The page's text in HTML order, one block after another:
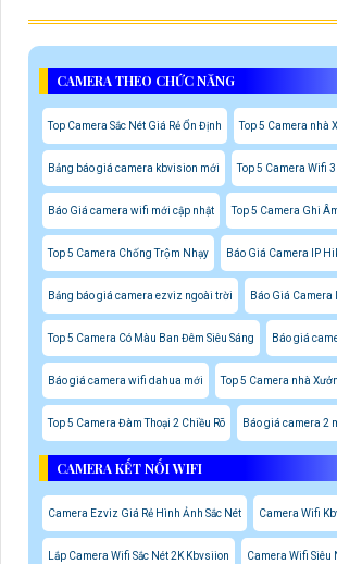
CAMERA THEO CHỨC NĂNG
Top Camera Sắc Nét Giá Rẻ Ổn Định Top 5 Camera nhà
Bảng báo giá camera kbvision mới Top 5 Camera Wifi
Báo Giá camera wifi mới cập nhật Top 5 Camera Ghi
Top 5 Camera Chống Trộm Nhạy Báo Giá Camera IP
Bảng báo giá camera ezviz ngoài trời Báo Giá Camera
Top 5 Camera Có Màu Ban Đêm Siêu Sáng Báo giá
Báo giá camera wifi dahua mới Top 5 Camera nhà
Top 5 Camera Đàm Thoại 2 Chiều Rõ Báo giá camera 2
CAMERA KẾT NỐI WIFI
Camera Ezviz Giá Rẻ Hình Ảnh Sắc Nét Camera Wifi
Lắp Camera Wifi Sắc Nét 2K Kbvsiion Camera Wifi Siêu